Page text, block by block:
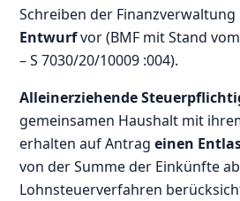
Schreiben der
Entwurfvor (BMF mit Stand vom
– S 7030/20/10009 :004).
Alleinerziehende
gemeinsamen Haushalt mit
erhalten auf Antrageinen
von der Summe der Einkünfte
Lohnsteuerverfahren